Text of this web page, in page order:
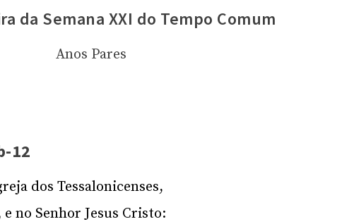
da Semana XXI do Tempo Comum
Anos Pares
12
dos Tessalonicenses,
no Senhor Jesus Cristo: